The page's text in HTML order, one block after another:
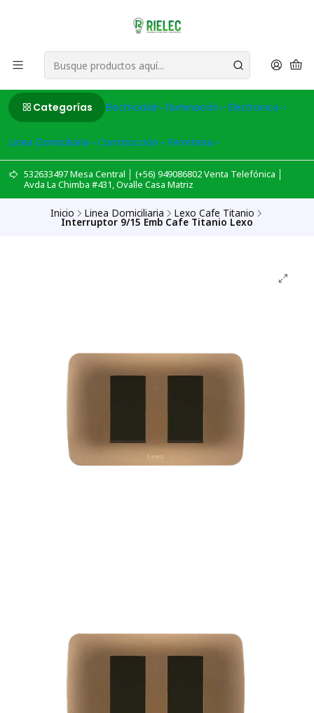
Categorías Electricidad Iluminación Electronica
Linea Domiciliaria Construcción Ferreteria
532633497 Mesa Central │ (+56) 949086802 Venta Telefónica │
Avda La Chimba #431, Ovalle Casa Matriz
Inicio Linea Domiciliaria Lexo Cafe Titanio
Interruptor 9/15 Emb Cafe Titanio Lexo